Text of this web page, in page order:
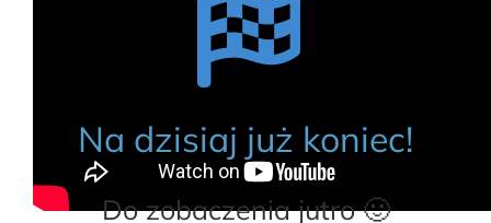
Na dzisiaj już koniec!
Do zobaczenia jutro 🙂